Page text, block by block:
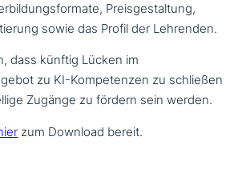
Preisgestaltung,
sowie das Profil der Lehrenden.
dass künftig Lücken im
zu KI-Kompetenzen zu schließen
Zugänge zu fördern sein werden.
zum Download bereit.